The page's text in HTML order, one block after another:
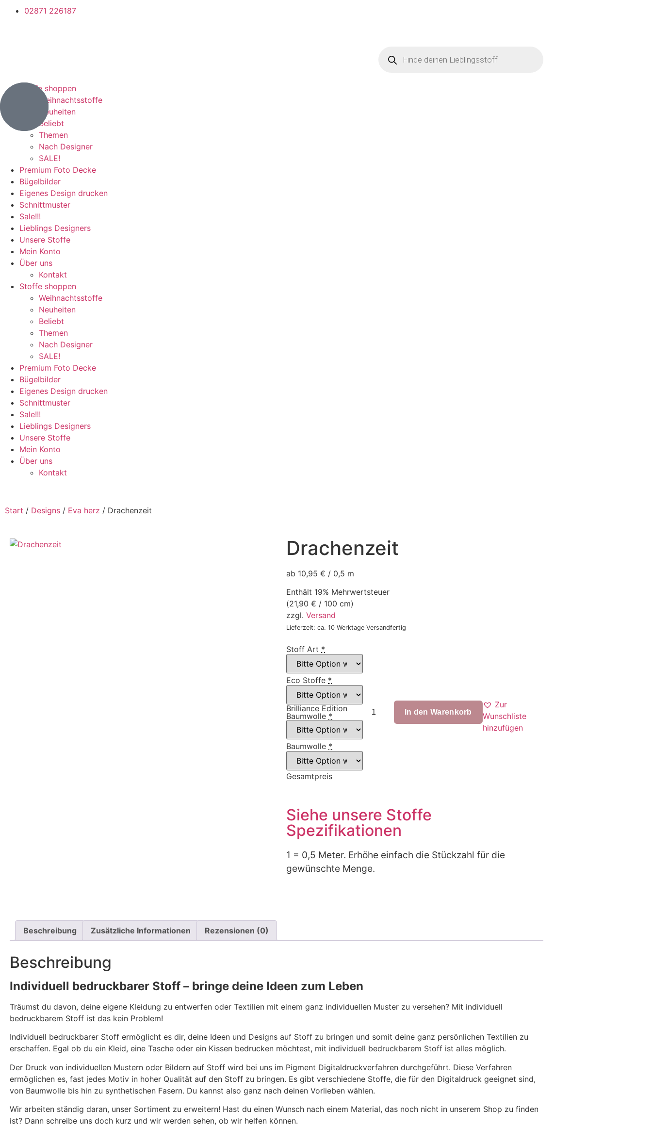
02871 226187
Stoffe shoppen
Weihnachtsstoffe
Neuheiten
Beliebt
Themen
Nach Designer
SALE!
Premium Foto Decke
Bügelbilder
Eigenes Design drucken
Schnittmuster
Sale!!!
Lieblings Designers
Unsere Stoffe
Mein Konto
Über uns
Kontakt
Stoffe shoppen
Weihnachtsstoffe
Neuheiten
Beliebt
Themen
Nach Designer
SALE!
Premium Foto Decke
Bügelbilder
Eigenes Design drucken
Schnittmuster
Sale!!!
Lieblings Designers
Unsere Stoffe
Mein Konto
Über uns
Kontakt
Start / Designs / Eva herz / Drachenzeit
Drachenzeit
ab 10,95 € / 0,5 m
Enthält 19% Mehrwertsteuer
(21,90 € / 100 cm)
zzgl. Versand
Lieferzeit: ca. 10 Werktage Versandfertig
Stoff Art *
Eco Stoffe *
Brilliance Edition
Baumwolle *
Baumwolle *
Gesamtpreis
In den Warenkorb
Zur
Wunschliste
hinzufügen
Siehe unsere Stoffe
Spezifikationen
1 = 0,5 Meter. Erhöhe einfach die Stückzahl für die
gewünschte Menge.
Beschreibung Zusätzliche Informationen Rezensionen (0)
Beschreibung
Individuell bedruckbarer Stoff – bringe deine Ideen zum Leben
Träumst du davon, deine eigene Kleidung zu entwerfen oder Textilien mit einem ganz individuellen Muster zu versehen? Mit individuell
bedruckbarem Stoff ist das kein Problem!
Individuell bedruckbarer Stoff ermöglicht es dir, deine Ideen und Designs auf Stoff zu bringen und somit deine ganz persönlichen Textilien zu
erschaffen. Egal ob du ein Kleid, eine Tasche oder ein Kissen bedrucken möchtest, mit individuell bedruckbarem Stoff ist alles möglich.
Der Druck von individuellen Mustern oder Bildern auf Stoff wird bei uns im Pigment Digitaldruckverfahren durchgeführt. Diese Verfahren
ermöglichen es, fast jedes Motiv in hoher Qualität auf den Stoff zu bringen. Es gibt verschiedene Stoffe, die für den Digitaldruck geeignet sind,
von Baumwolle bis hin zu synthetischen Fasern. Du kannst also ganz nach deinen Vorlieben wählen.
Wir arbeiten ständig daran, unser Sortiment zu erweitern! Hast du einen Wunsch nach einem Material, das noch nicht in unserem Shop zu finden
ist? Dann schreibe uns doch kurz und wir werden sehen, ob wir helfen können.